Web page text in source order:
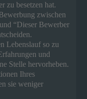
zu besetzen hat.
zwischen
“Dieser Bewerber
Lebenslauf so zu
und
Stelle hervorheben.
Ihres
sie weniger